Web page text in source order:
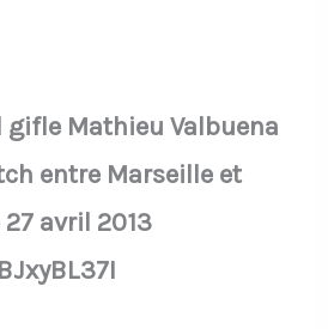
gifle Mathieu Valbuena
entre Marseille et
avril 2013